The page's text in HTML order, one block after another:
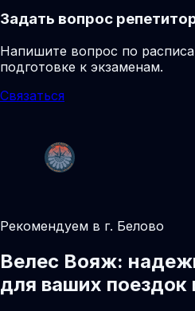
Задать вопрос
Напишите вопрос по
подготовке к экзаменам.
Связаться
Рекомендуем в г. Белово
Велес Вояж:
для ваших поездок